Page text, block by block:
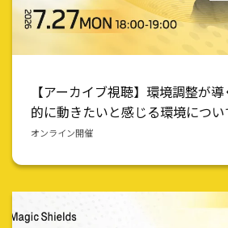
【アーカイブ視聴】環境調整が
的に動きたいと感じる環境につい
オンライン開催